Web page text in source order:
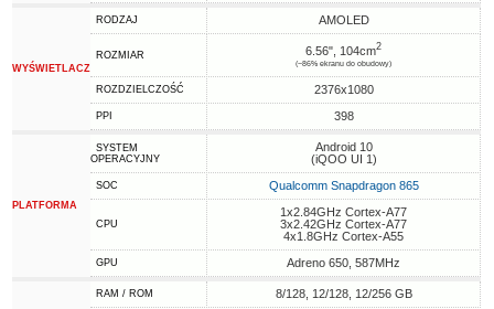
WYŚWIETLACZ
RODZAJ AMOLED
ROZMIAR 6.56", 104cm2
(~86% ekranu do obudowy)
ROZDZIELCZOŚĆ 2376x1080
PPI 398
PLATFORMA
SYSTEM
OPERACYJNY
Android 10
(iQOO UI 1)
SOC Qualcomm Snapdragon 865
CPU
1x2.84GHz Cortex-A77
3x2.42GHz Cortex-A77
4x1.8GHz Cortex-A55
GPU Adreno 650, 587MHz
RAM / ROM 8/128, 12/128, 12/256 GB